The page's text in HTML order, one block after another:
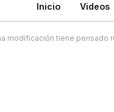
Inicio Videos
modificación tiene pensado